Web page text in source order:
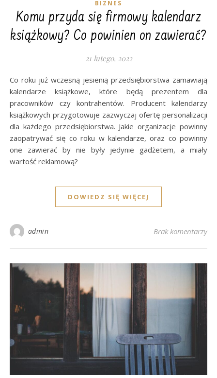
BIZNES
Komu przyda się firmowy kalendarz
książkowy? Co powinien on zawierać?
21 lutego, 2022
Co roku już wczesną jesienią przedsiębiorstwa zamawiają
kalendarze książkowe, które będą prezentem dla
pracowników czy kontrahentów. Producent kalendarzy
książkowych przygotowuje zazwyczaj ofertę personalizacji
dla każdego przedsiębiorstwa. Jakie organizacje powinny
zaopatrywać się co roku w kalendarze, oraz co powinny
one zawierać by nie były jedynie gadżetem, a miały
wartość reklamową?
DOWIEDZ SIĘ WIĘCEJ
admin Brak komentarzy